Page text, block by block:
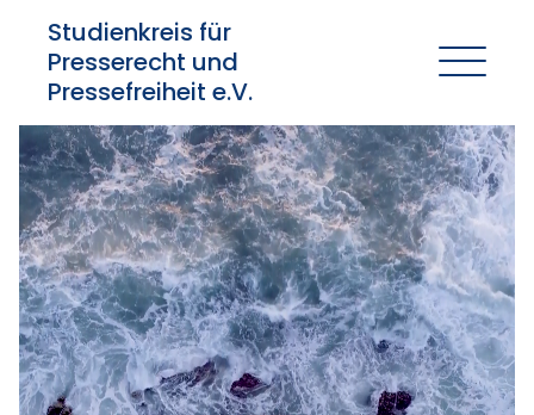
Studienkreis für
Presserecht und
Pressefreiheit e.V.